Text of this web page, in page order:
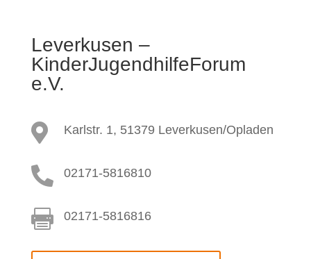
Leverkusen –
KinderJugendhilfeForum
e.V.
 Karlstr. 1, 51379 Leverkusen/Opladen
 02171-5816810
 02171-5816816